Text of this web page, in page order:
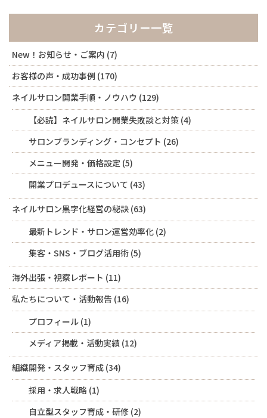
カテゴリー一覧
New！お知らせ・ご案内 (7)
お客様の声・成功事例 (170)
ネイルサロン開業手順・ノウハウ (129)
【必読】ネイルサロン開業失敗談と対策 (4)
サロンブランディング・コンセプト (26)
メニュー開発・価格設定 (5)
開業プロデュースについて (43)
ネイルサロン黒字化経営の秘訣 (63)
最新トレンド・サロン運営効率化 (2)
集客・SNS・ブログ活用術 (5)
海外出張・視察レポート (11)
私たちについて・活動報告 (16)
プロフィール (1)
メディア掲載・活動実績 (12)
組織開発・スタッフ育成 (34)
採用・求人戦略 (1)
自立型スタッフ育成・研修 (2)